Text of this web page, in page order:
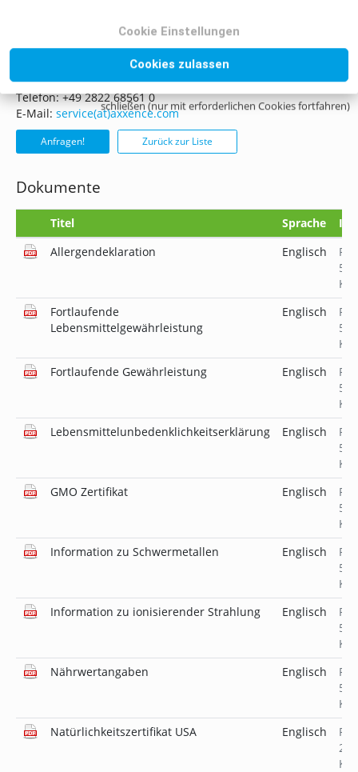
Cookie Einstellungen
Cookies zulassen
schließen (nur mit erforderlichen Cookies fortfahren)
Noch Fragen? Kontaktieren Sie uns!
Wenn Sie Fragen haben, zögern Sie bitte nicht, uns zu
kontaktieren, sei es per Mail, Telefon oder Formular.
Telefon: +49 2822 68561 0
E-Mail: service(at)axxence.com
Anfragen! Zurück zur Liste
Dokumente
Titel Sprache
Allergendeklaration
Englisch
PDF
KB
Fortlaufende
Lebensmittelgewährleistung
Englisch
PDF
KB
Fortlaufende Gewährleistung
Englisch
PDF
KB
Lebensmittelunbedenklichkeitserklärung
Englisch
PDF
KB
GMO Zertifikat
Englisch
PDF
KB
Information zu Schwermetallen
Englisch
PDF
KB
Information zu ionisierender Strahlung
Englisch
PDF
KB
Nährwertangaben
Englisch
PDF
KB
Natürlichkeitszertifikat USA
Englisch
PDF
KB